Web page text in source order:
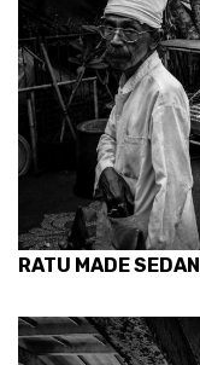
RATU MADE SEDAN